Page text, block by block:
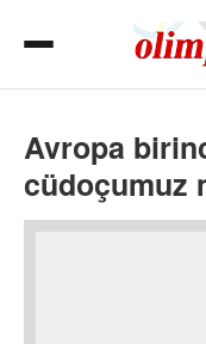
Avropa
cüdoçumuz